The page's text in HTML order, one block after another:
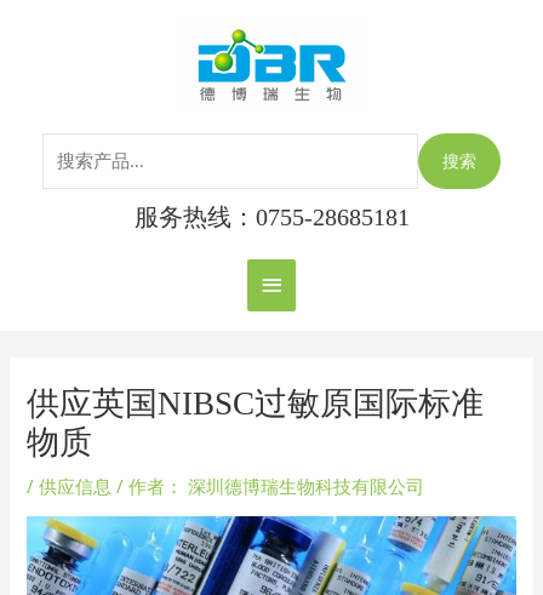
主
菜
单
搜索
服务热线：0755-28685181
供应英国NIBSC过敏原国际标准
物质
/供应信息 / 作者： 深圳德博瑞生物科技有限公司